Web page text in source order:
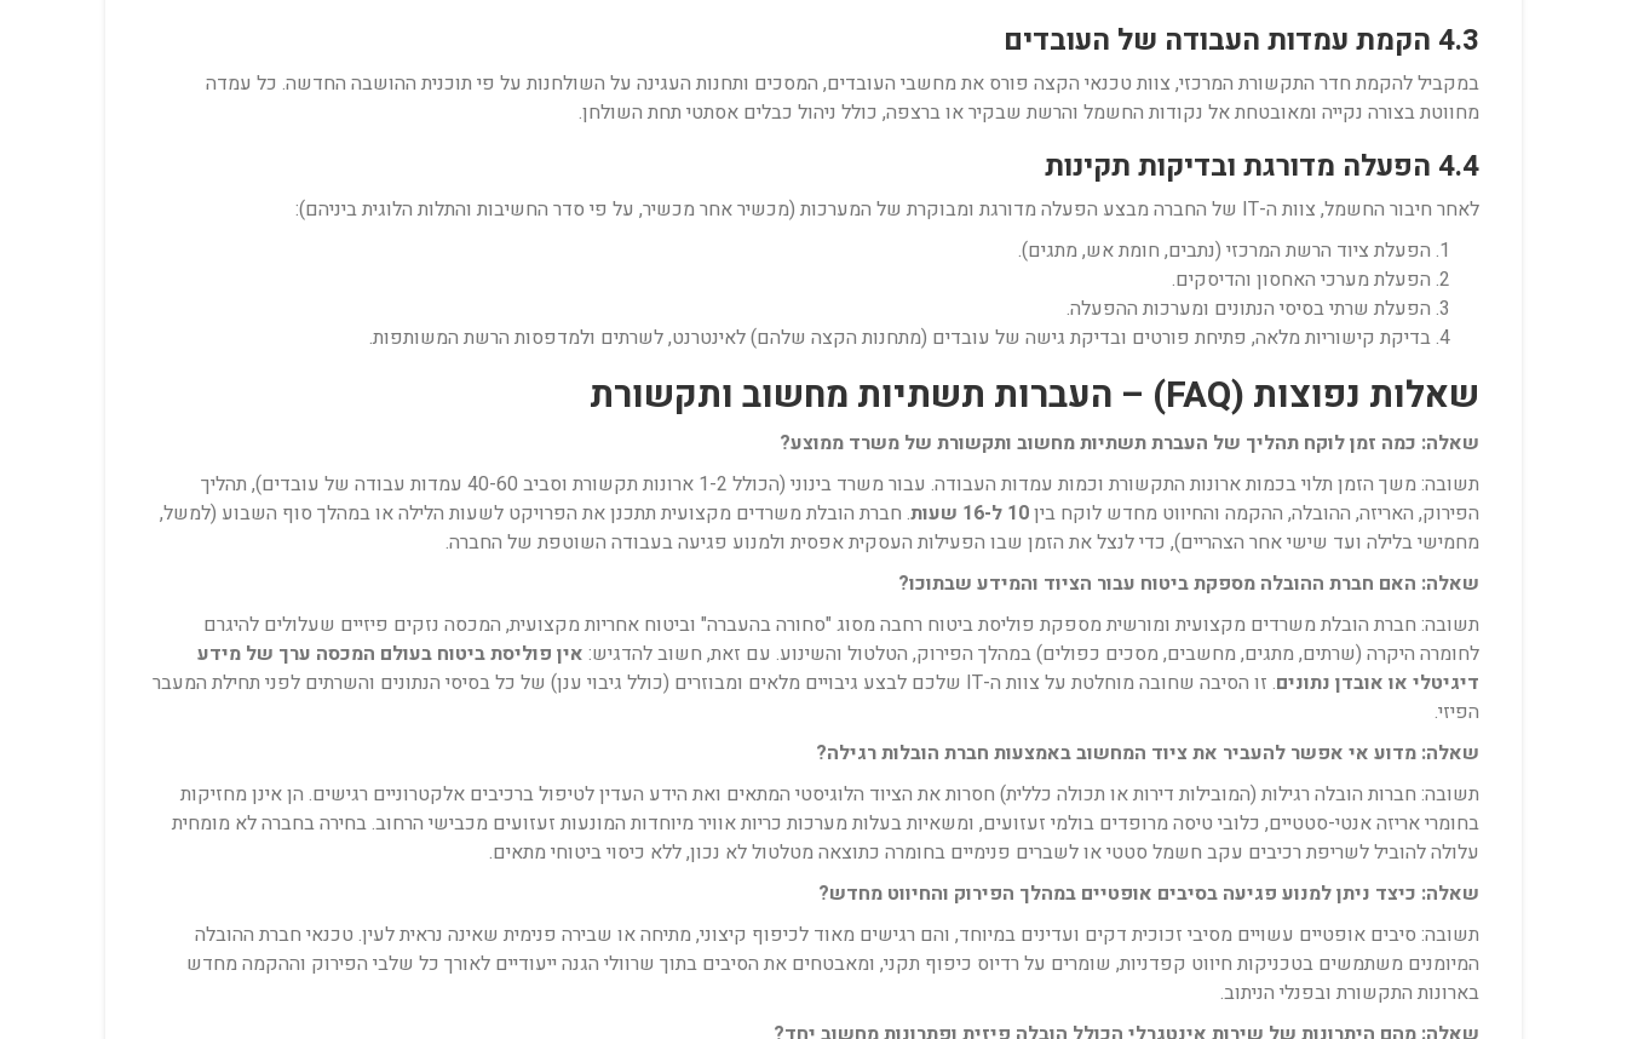
4.3 הקמת עמדות העבודה של העובדים
במקביל להקמת חדר התקשורת המרכזי, צוות טכנאי הקצה פורס את מחשבי העובדים, המסכים ותחנות העגינה על השולחנות על פי תוכנית ההושבה החדשה. כל עמדה
מחווטת בצורה נקייה ומאובטחת אל נקודות החשמל והרשת שבקיר או ברצפה, כולל ניהול כבלים אסתטי תחת השולחן.
4.4 הפעלה מדורגת ובדיקות תקינות
לאחר חיבור החשמל, צוות ה-IT של החברה מבצע הפעלה מדורגת ומבוקרת של המערכות (מכשיר אחר מכשיר, על פי סדר החשיבות והתלות הלוגית ביניהם):
הפעלת ציוד הרשת המרכזי (נתבים, חומת אש, מתגים).
הפעלת מערכי האחסון והדיסקים.
הפעלת שרתי בסיסי הנתונים ומערכות ההפעלה.
בדיקת קישוריות מלאה, פתיחת פורטים ובדיקת גישה של עובדים (מתחנות הקצה שלהם) לאינטרנט, לשרתים ולמדפסות הרשת המשותפות.
שאלות נפוצות (FAQ) – העברות תשתיות מחשוב ותקשורת
שאלה: כמה זמן לוקח תהליך של העברת תשתיות מחשוב ותקשורת של משרד ממוצע?
תשובה: משך הזמן תלוי בכמות ארונות התקשורת וכמות עמדות העבודה. עבור משרד בינוני (הכולל 1-2 ארונות תקשורת וסביב 40-60 עמדות עבודה של עובדים), תהליך
הפירוק, האריזה, ההובלה, ההקמה והחיווט מחדש לוקח בין10 ל-16 שעות
. חברת הובלת משרדים מקצועית תתכנן את הפרויקט לשעות הלילה או במהלך סוף השבוע (למשל,
מחמישי בלילה ועד שישי אחר הצהריים), כדי לנצל את הזמן שבו הפעילות העסקית אפסית ולמנוע פגיעה בעבודה השוטפת של החברה.
שאלה: האם חברת ההובלה מספקת ביטוח עבור הציוד והמידע שבתוכו?
תשובה: חברת הובלת משרדים מקצועית ומורשית מספקת פוליסת ביטוח רחבה מסוג "סחורה בהעברה" וביטוח אחריות מקצועית, המכסה נזקים פיזיים שעלולים להיגרם
לחומרה היקרה (שרתים, מתגים, מחשבים, מסכים כפולים) במהלך הפירוק, הטלטול והשינוע. עם זאת, חשוב להדגיש: אין פוליסת ביטוח בעולם המכסה ערך של מידע
דיגיטלי או אובדן נתונים
. זו הסיבה שחובה מוחלטת על צוות ה-IT שלכם לבצע גיבויים מלאים ומבוזרים (כולל גיבוי ענן) של כל בסיסי הנתונים והשרתים לפני תחילת המעבר
הפיזי.
שאלה: מדוע אי אפשר להעביר את ציוד המחשוב באמצעות חברת הובלות רגילה?
תשובה: חברות הובלה רגילות (המובילות דירות או תכולה כללית) חסרות את הציוד הלוגיסטי המתאים ואת הידע העדין לטיפול ברכיבים אלקטרוניים רגישים. הן אינן מחזיקות
בחומרי אריזה אנטי-סטטיים, כלובי טיסה מרופדים בולמי זעזועים, ומשאיות בעלות מערכות כריות אוויר מיוחדות המונעות זעזועים מכבישי הרחוב. בחירה בחברה לא מומחית
עלולה להוביל לשריפת רכיבים עקב חשמל סטטי או לשברים פנימיים בחומרה כתוצאה מטלטול לא נכון, ללא כיסוי ביטוחי מתאים.
שאלה: כיצד ניתן למנוע פגיעה בסיבים אופטיים במהלך הפירוק והחיווט מחדש?
תשובה: סיבים אופטיים עשויים מסיבי זכוכית דקים ועדינים במיוחד, והם רגישים מאוד לכיפוף קיצוני, מתיחה או שבירה פנימית שאינה נראית לעין. טכנאי חברת ההובלה
המיומנים משתמשים בטכניקות חיווט קפדניות, שומרים על רדיוס כיפוף תקני, ומאבטחים את הסיבים בתוך שרוולי הגנה ייעודיים לאורך כל שלבי הפירוק וההקמה מחדש
בארונות התקשורת ובפנלי הניתוב.